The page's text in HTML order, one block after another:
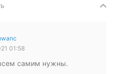
01:58
самим нужны.